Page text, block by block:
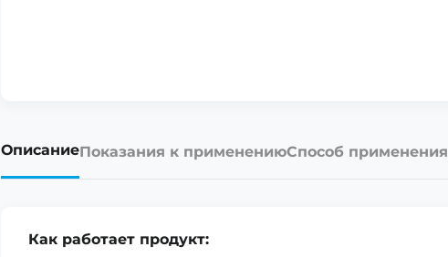
ОписаниеПоказания к применениюСпособ применения
Как работает продукт: